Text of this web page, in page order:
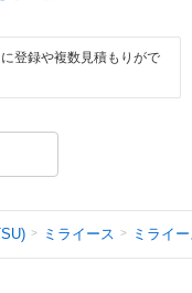
登録や複数見積もりがで
ミライース ミライ